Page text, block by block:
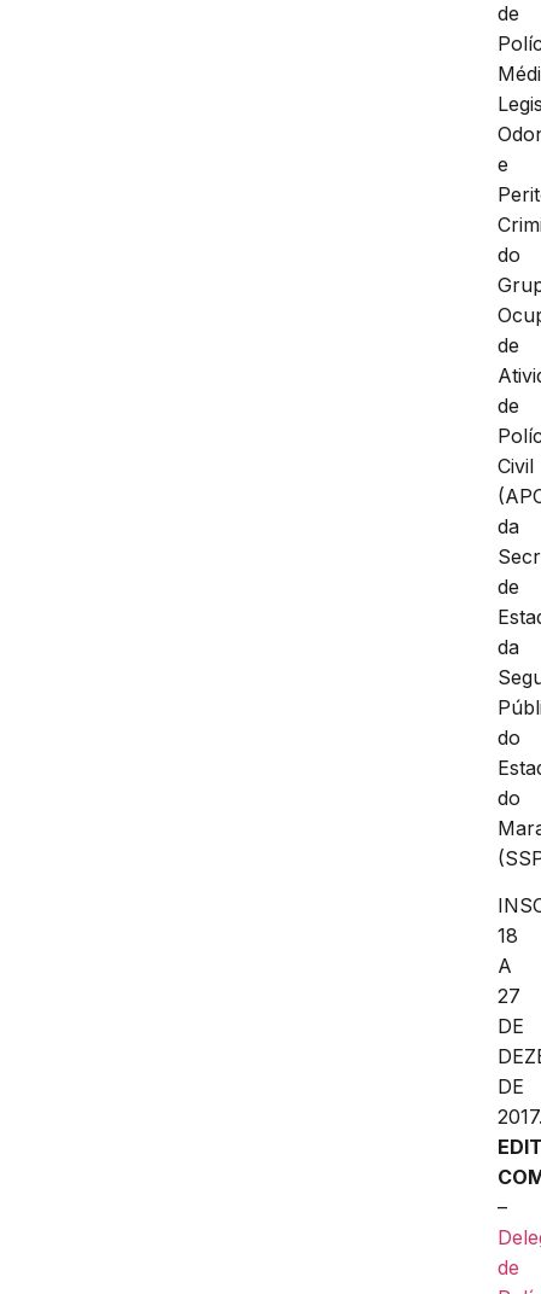
de
e
do
de
de
Civil
da
de
da
do
do
18
A
27
DE
DE
–
de